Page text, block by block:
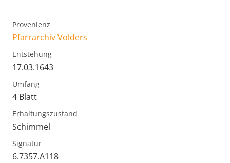
Provenienz
Pfarrarchiv Volders
Entstehung
17.03.1643
Umfang
4 Blatt
Erhaltungszustand
Schimmel
Signatur
6.7357.A118